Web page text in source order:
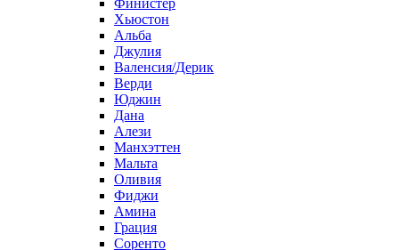
Финистер
Хьюстон
Альба
Джулия
Валенсия/Дерик
Верди
Юджин
Дана
Алези
Манхэттен
Мальта
Оливия
Фиджи
Амина
Грация
Соренто